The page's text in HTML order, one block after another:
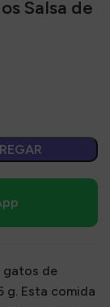
Salsa de
gatos de
g. Esta comida